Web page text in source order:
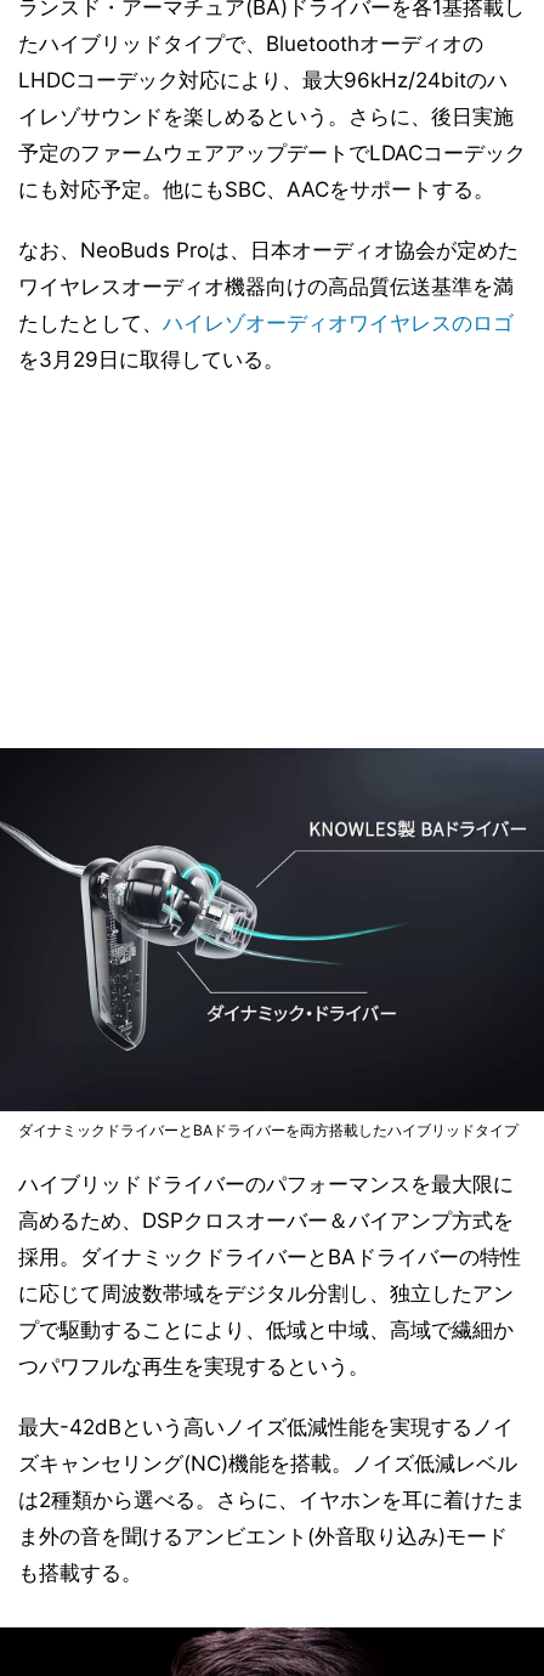
ランスド・アーマチュア(BA)ドライバーを各1基搭載し
たハイブリッドタイプで、Bluetoothオーディオの
LHDCコーデック対応により、最大96kHz/24bitのハ
イレゾサウンドを楽しめるという。さらに、後日実施
予定のファームウェアアップデートでLDACコーデック
にも対応予定。他にもSBC、AACをサポートする。
なお、NeoBuds Proは、日本オーディオ協会が定めた
ワイヤレスオーディオ機器向けの高品質伝送基準を満
たしたとして、 ハイレゾオーディオワイヤレスのロゴ
を3月29日に取得している。
ダイナミックドライバーとBAドライバーを両方搭載したハイブリッドタイプ
ハイブリッドドライバーのパフォーマンスを最大限に
高めるため、DSPクロスオーバー＆バイアンプ方式を
採用。ダイナミックドライバーとBAドライバーの特性
に応じて周波数帯域をデジタル分割し、独立したアン
プで駆動することにより、低域と中域、高域で繊細か
つパワフルな再生を実現するという。
最大-42dBという高いノイズ低減性能を実現するノイ
ズキャンセリング(NC)機能を搭載。ノイズ低減レベル
は2種類から選べる。さらに、イヤホンを耳に着けたま
ま外の音を聞けるアンビエント(外音取り込み)モード
も搭載する。